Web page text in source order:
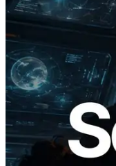
2026.05.24